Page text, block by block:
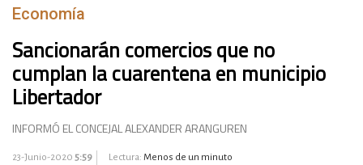
Economía
Sancionarán comercios que no
cumplan la cuarentena en municipio
Libertador
INFORMÓ EL CONCEJAL ALEXANDER ARANGUREN
23-Junio-2020 5:59 Lectura: Menos de un minuto